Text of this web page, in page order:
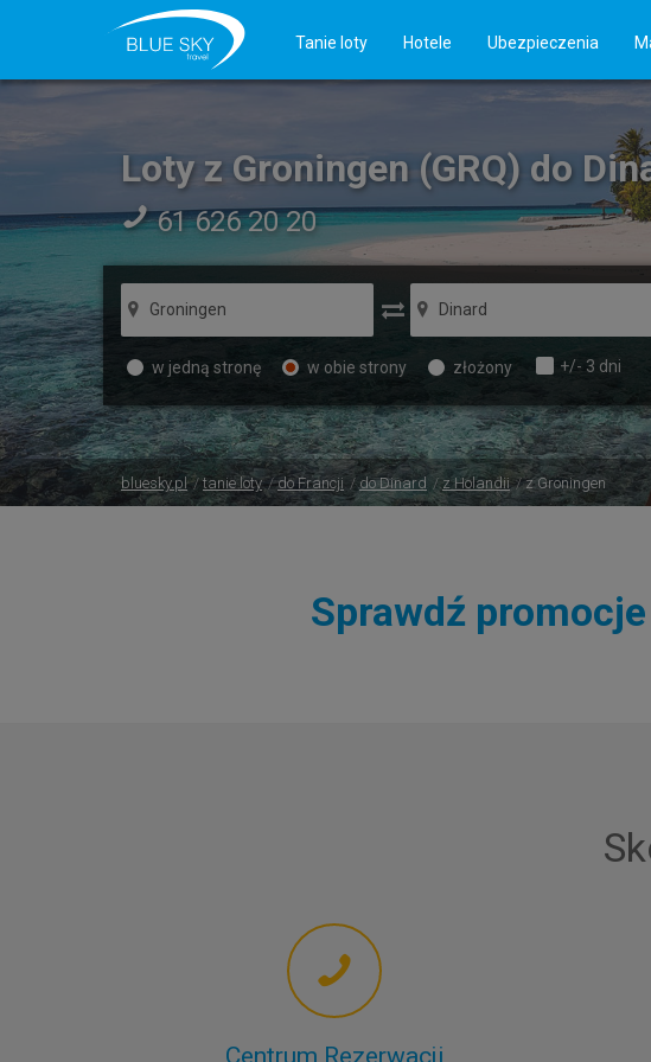
Tanie loty Hotele Ubezpieczenia
Loty z Groningen (GRQ) do
61 626 20 20
w jedną stronę w obie strony złożony +/- 3 dni
bluesky.pl tanie loty do Francji do Dinard z Holandii z Groningen
Sprawdź